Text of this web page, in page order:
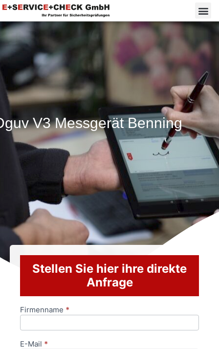
V3 Messgerät Benning
Stellen Sie hier ihre direkte
Anfrage
Anfrageformular
Firmenname *
E-Mail *